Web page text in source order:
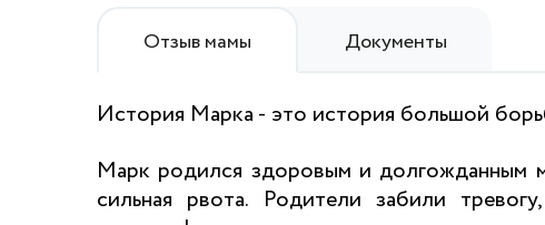
Отзыв мамы Документы
История Марка - это история большой
Марк родился здоровым и долгожданным
сильная рвота. Родители забили